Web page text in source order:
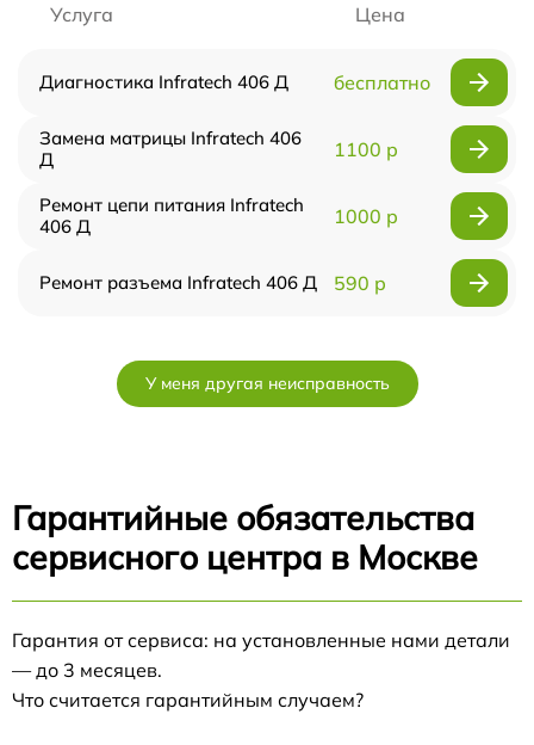
Услуга Цена
Диагностика Infratech 406 Д бесплатно
Замена матрицы Infratech 406
Д
1100 р
Ремонт цепи питания Infratech
406 Д
1000 р
Ремонт разъема Infratech 406 Д 590 р
У меня другая неисправность
Гарантийные обязательства
сервисного центра в Москве
Гарантия от сервиса: на установленные нами детали
— до 3 месяцев.
Что считается гарантийным случаем?